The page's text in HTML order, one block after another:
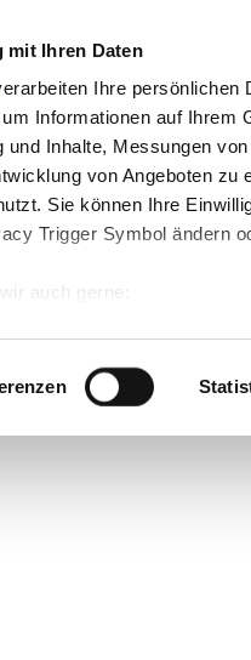
mit Ihren Daten
Ihre persönlichen
Informationen auf Ihrem
Inhalte, Messungen
von Angeboten zu
Sie können Ihre
Trigger Symbol ändern
auch gerne:
nach bestimmten
Ihre persönlichen Daten
fest.